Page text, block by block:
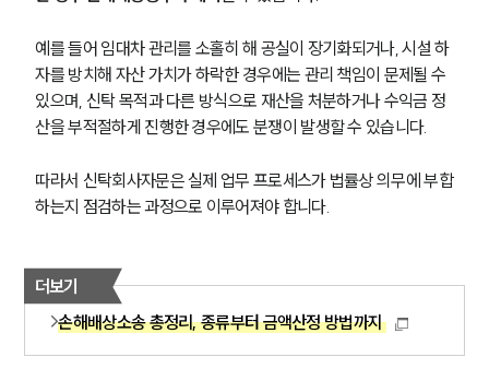
예를 들어 임대차 관리를 소홀히 해 공실이 장기화되거나, 시설 하
자를 방치해 자산 가치가 하락한 경우에는 관리 책임이 문제될 수
있으며, 신탁 목적과 다른 방식으로 재산을 처분하거나 수익금 정
산을 부적절하게 진행한 경우에도 분쟁이 발생할 수 있습니다.
따라서 신탁회사자문은 실제 업무 프로세스가 법률상 의무에 부합
하는지 점검하는 과정으로 이루어져야 합니다.
더보기
손해배상소송 총정리, 종류부터 금액산정 방법까지